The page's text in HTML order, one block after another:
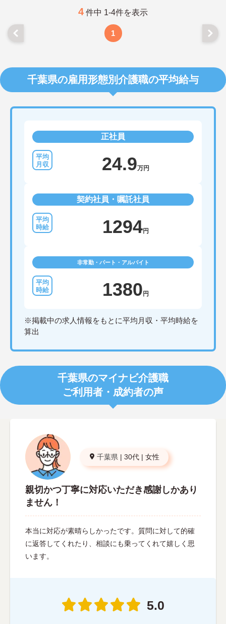
4 件中 1-4件を表示
1
千葉県の雇用形態別介護職の平均給与
正社員
24.9万円
契約社員・嘱託社員
1294円
非常勤・パート・アルバイト
1380 円
※掲載中の求人情報をもとに平均月収・平均時給を
算出
千葉県のマイナビ介護職
ご利用者・成約者の声
千葉県 | 30代 | 女性
親切かつ丁寧に対応いただき感謝しかあり
ません！
本当に対応が素晴らしかったです。質問に対して的確
に返答してくれたり、相談にも乗ってくれて嬉しく思
います。
5.0